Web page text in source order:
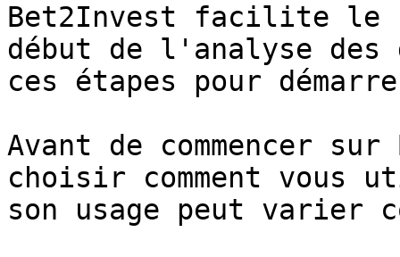
Bet2Invest facilite le
début de l'analyse des
ces étapes pour
Avant de commencer
choisir comment vous
son usage peut varier